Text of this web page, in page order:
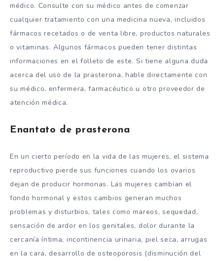
médico. Consulte con su médico antes de comenzar
cualquier tratamiento con una medicina nueva, incluidos
fármacos recetados o de venta libre, productos naturales
o vitaminas. Algunos fármacos pueden tener distintas
informaciones en el folleto de este. Si tiene alguna duda
acerca del uso de la prasterona, hable directamente con
su médico, enfermera, farmacéutico u otro proveedor de
atención médica.
Enantato de prasterona
En un cierto período en la vida de las mujeres, el sistema
reproductivo pierde sus funciones cuando los ovarios
dejan de producir hormonas. Las mujeres cambian el
fondo hormonal y estos cambios generan muchos
problemas y disturbios, tales como mareos, sequedad,
sensación de ardor en los genitales, dolor durante la
cercanía íntima, incontinencia urinaria, piel seca, arrugas
en la cara, desarrollo de osteoporosis (disminución del